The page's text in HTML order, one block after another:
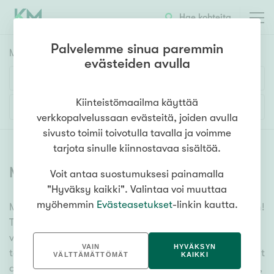
Hae kohteita
Myyntikohteet
1h 2h 3h 4h 5h+
Asuntotyyppi
Kerros-/luhtitalo
Rivitalo/paritalo
Omakoti-/erillistalo
Maa- tai metsätila
Lisää hakuehtoja
Myytävät asunnot (6378)
Meiltä löydät myytävät asunnot, oli tarpeesi mikä vain!
Tuhansien kohteiden ja satojen kiinteistönvälittäjien
verkostomme auttaa sinua kenties elämäsi
tärkeimmässä päätöksessä. Katso alta kaikki myytävät
asunnot. Hyödynnä myös kätevää hakutyökaluamme,
Palvelemme sinua paremmin
evästeiden avulla
Kiinteistömaailma käyttää
verkkopalvelussaan evästeitä, joiden avulla
sivusto toimii toivotulla tavalla ja voimme
tarjota sinulle kiinnostavaa sisältöä.
Voit antaa suostumuksesi painamalla
"Hyväksy kaikki". Valintaa voi muuttaa
myöhemmin Evästeasetukset-linkin kautta.
VAIN
VÄLTTÄMÄTTÖMÄT
HYVÄKSYN
KAIKKI